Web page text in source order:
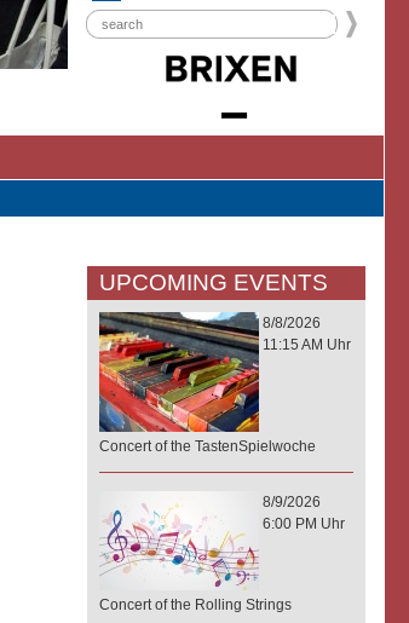
UPCOMING EVENTS
8/8/2026
11:15 AM Uhr
Concert of the TastenSpielwoche
8/9/2026
6:00 PM Uhr
Concert of the Rolling Strings